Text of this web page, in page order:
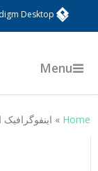
Desktop
Menu
Home
» اینفوگرافیک